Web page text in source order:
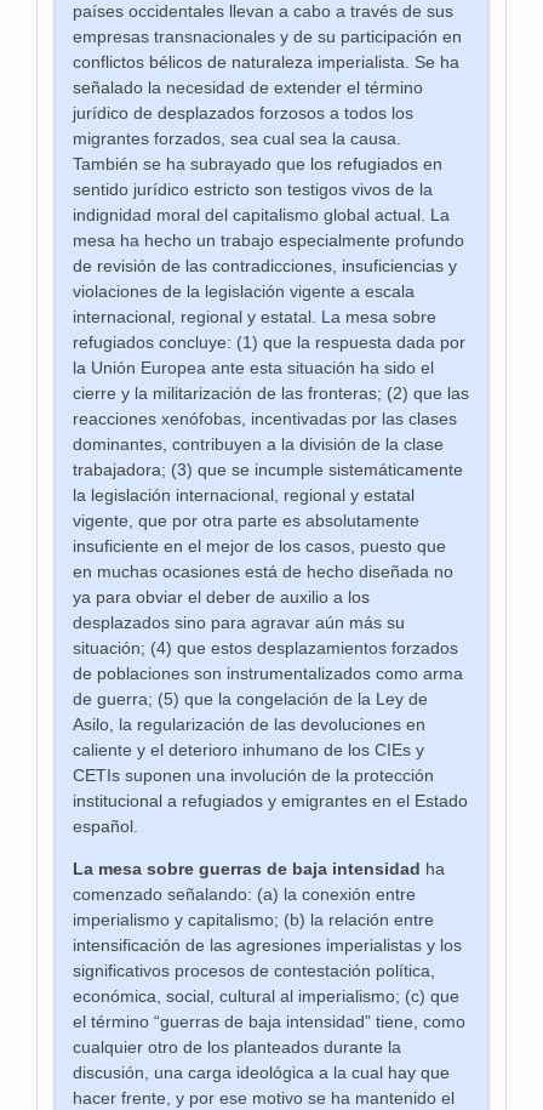
países occidentales llevan a cabo a través de sus
empresas transnacionales y de su participación en
conflictos bélicos de naturaleza imperialista. Se ha
señalado la necesidad de extender el término
jurídico de desplazados forzosos a todos los
migrantes forzados, sea cual sea la causa.
También se ha subrayado que los refugiados en
sentido jurídico estricto son testigos vivos de la
indignidad moral del capitalismo global actual. La
mesa ha hecho un trabajo especialmente profundo
de revisión de las contradicciones, insuficiencias y
violaciones de la legislación vigente a escala
internacional, regional y estatal. La mesa sobre
refugiados concluye: (1) que la respuesta dada por
la Unión Europea ante esta situación ha sido el
cierre y la militarización de las fronteras; (2) que las
reacciones xenófobas, incentivadas por las clases
dominantes, contribuyen a la división de la clase
trabajadora; (3) que se incumple sistemáticamente
la legislación internacional, regional y estatal
vigente, que por otra parte es absolutamente
insuficiente en el mejor de los casos, puesto que
en muchas ocasiones está de hecho diseñada no
ya para obviar el deber de auxilio a los
desplazados sino para agravar aún más su
situación; (4) que estos desplazamientos forzados
de poblaciones son instrumentalizados como arma
de guerra; (5) que la congelación de la Ley de
Asilo, la regularización de las devoluciones en
caliente y el deterioro inhumano de los CIEs y
CETIs suponen una involución de la protección
institucional a refugiados y emigrantes en el Estado
español.
La mesa sobre guerras de baja intensidad ha
comenzado señalando: (a) la conexión entre
imperialismo y capitalismo; (b) la relación entre
intensificación de las agresiones imperialistas y los
significativos procesos de contestación política,
económica, social, cultural al imperialismo; (c) que
el término “guerras de baja intensidad” tiene, como
cualquier otro de los planteados durante la
discusión, una carga ideológica a la cual hay que
hacer frente, y por ese motivo se ha mantenido el